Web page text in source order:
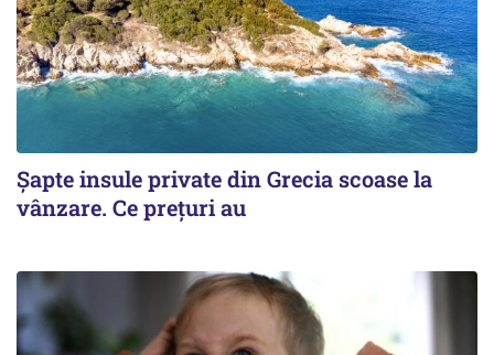
Șapte insule private din Grecia scoase la
vânzare. Ce prețuri au